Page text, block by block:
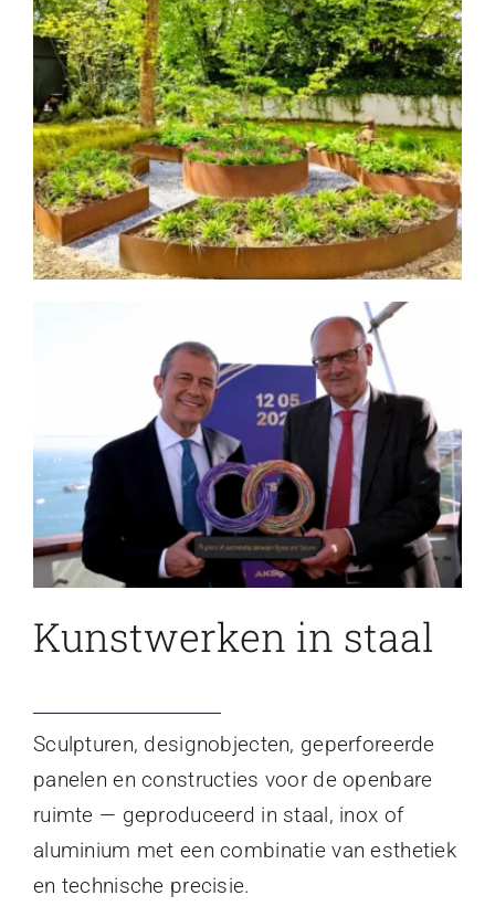
Kunstwerken in staal
Sculpturen, designobjecten, geperforeerde
panelen en constructies voor de openbare
ruimte — geproduceerd in staal, inox of
aluminium met een combinatie van esthetiek
en technische precisie.